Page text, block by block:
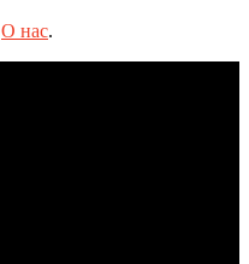
О нас.